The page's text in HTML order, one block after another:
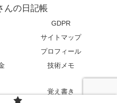
んの日記帳
GDPR
サイトマップ
プロフィール
技術メモ
覚え書き